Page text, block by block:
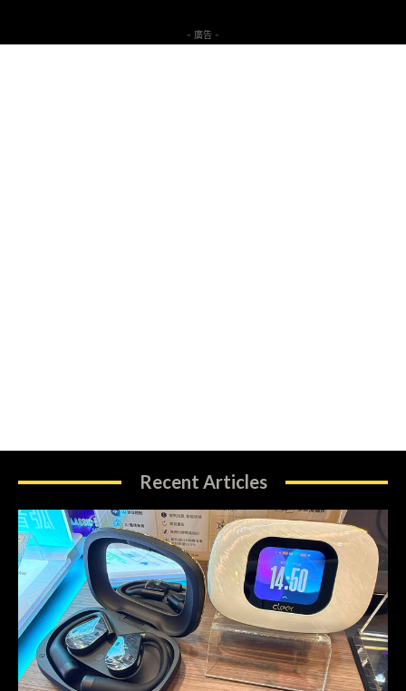
- 廣告 -
Recent Articles